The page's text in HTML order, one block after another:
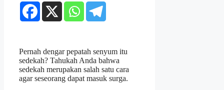
Pernah dengar pepatah senyum itu
sedekah? Tahukah Anda bahwa
sedekah merupakan salah satu cara
agar seseorang dapat masuk surga.